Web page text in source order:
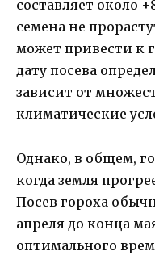
составляет около
семена не
может привести к
дату посева
зависит от
климатические
Однако, в общем,
когда земля
Посев гороха
апреля до конца
оптимального